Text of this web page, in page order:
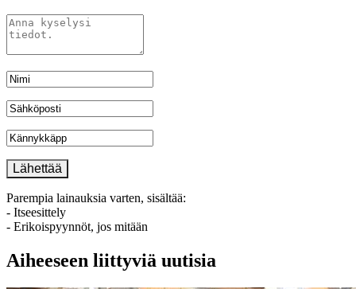
Parempia lainauksia varten, sisältää:
- Itseesittely
- Erikoispyynnöt, jos mitään
Aiheeseen liittyviä uutisia